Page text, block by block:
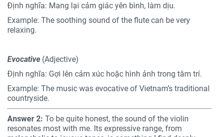
Định nghĩa: Mang lại cảm giác yên bình, làm dịu.
Example: The soothing sound of the flute can be very
relaxing.
Evocative (Adjective)
Định nghĩa: Gợi lên cảm xúc hoặc hình ảnh trong tâm trí.
Example: The music was evocative of Vietnam’s traditional
countryside.
Answer 2: To be quite honest, the sound of the violin
resonates most with me. Its expressive range, from